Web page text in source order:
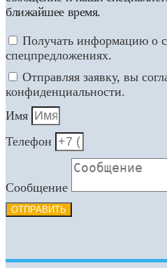
ближайшее время.
Получать информацию о
спецпредложениях.
Отправляя заявку, вы
конфиденциальности.
Имя
Телефон
Сообщение
ОТПРАВИТЬ